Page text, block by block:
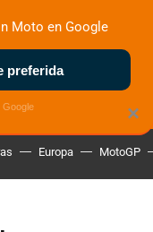
MOTOS ELÉCTRICAS
Europa MotoGP
×
Moto en Google
preferida
Google